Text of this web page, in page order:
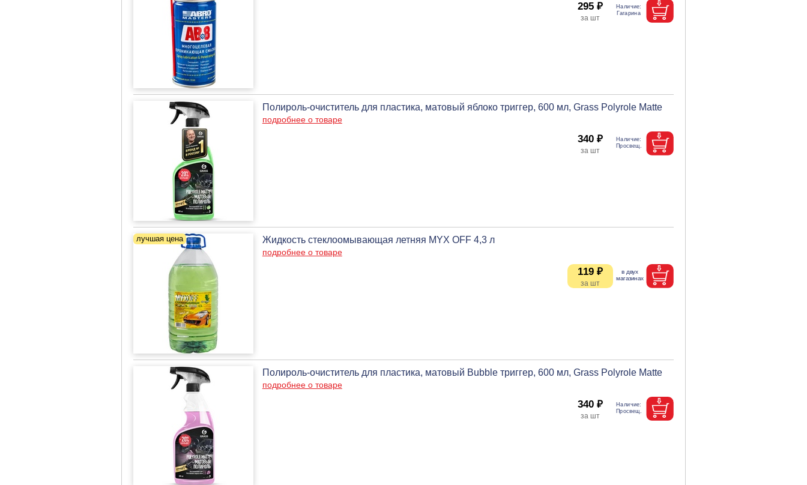
295 ₽
Полироль-очиститель для пластика, матовый яблоко триггер, 600 мл, Grass Polyrole Matte
подробнее о товаре
340 ₽
Жидкость стеклоомывающая летняя MYX OFF 4,3 л
подробнее о товаре
119 ₽
Полироль-очиститель для пластика, матовый Bubble триггер, 600 мл, Grass Polyrole Matte
подробнее о товаре
340 ₽